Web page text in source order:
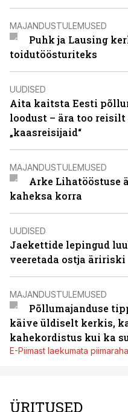
MAJANDUSTULEMUSED
Puhk ja Lausing
toidutöösturiteks
UUDISED
Aita kaitsta Eesti
loodust – ära too
„kaasreisijaid“
MAJANDUSTULEMUSED
Arke Lihatööstuse
kaheksa korra
UUDISED
Jaekettide lepingud
veeretada ostja äririski
MAJANDUSTULEMUSED
Põllumajanduse
käive üldiselt kerkis,
kahekordistus kui ka
E-Piimast laekumata
ÜRITUSED